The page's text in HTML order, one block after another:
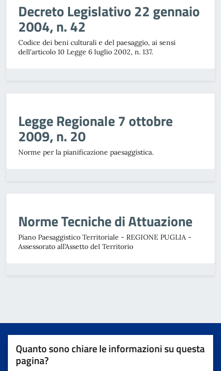
Decreto Legislativo 22 gennaio
2004, n. 42
Codice dei beni culturali e del paesaggio, ai sensi
dell'articolo 10 Legge 6 luglio 2002, n. 137.
Legge Regionale 7 ottobre
2009, n. 20
Norme per la pianificazione paesaggistica.
Norme Tecniche di Attuazione
Piano Paesaggistico Territoriale - REGIONE PUGLIA -
Assessorato all’Assetto del Territorio
Quanto sono chiare le informazioni su questa
pagina?